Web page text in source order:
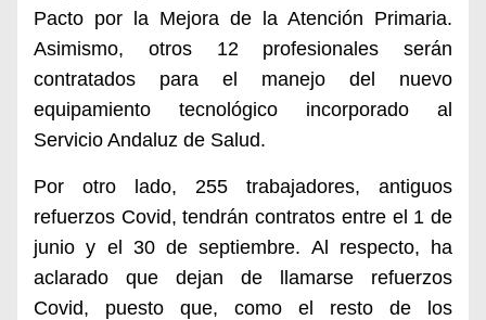
Pacto por la Mejora de la Atención Primaria.
Asimismo, otros 12 profesionales serán
contratados para el manejo del nuevo
equipamiento tecnológico incorporado al
Servicio Andaluz de Salud.
Por otro lado, 255 trabajadores, antiguos
refuerzos Covid, tendrán contratos entre el 1 de
junio y el 30 de septiembre. Al respecto, ha
aclarado que dejan de llamarse refuerzos
Covid, puesto que, como el resto de los